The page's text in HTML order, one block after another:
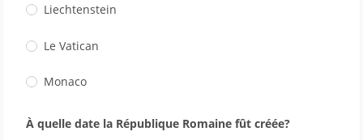
Liechtenstein
Le Vatican
Monaco
À quelle date la République Romaine fût créée?